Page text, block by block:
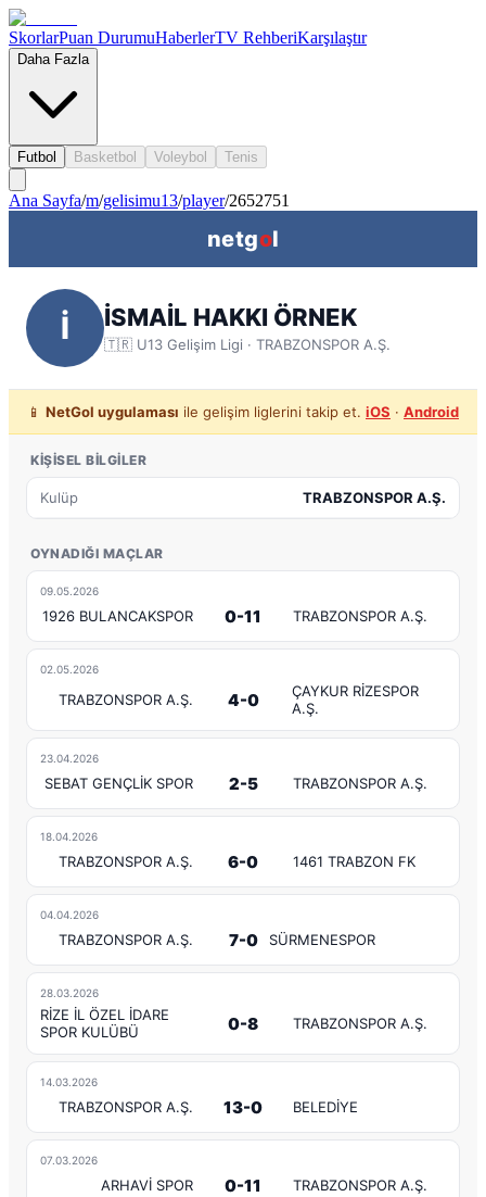
SkorlarPuan DurumuHaberlerTV RehberiKarşılaştır
Daha Fazla
Futbol Basketbol Voleybol Tenis
Ana Sayfa/m/gelisimu13/player/2652751
netgol
İ İSMAİL HAKKI ÖRNEK
🇹🇷 U13 Gelişim Ligi · TRABZONSPOR A.Ş.
📱 NetGol uygulaması ile gelişim liglerini takip et. iOS · Android
KIŞISEL BILGILER
Kulüp TRABZONSPOR A.Ş.
OYNADIĞI MAÇLAR
09.05.2026
1926 BULANCAKSPOR 0-11 TRABZONSPOR A.Ş.
02.05.2026
TRABZONSPOR A.Ş. 4-0
ÇAYKUR RİZESPOR
A.Ş.
23.04.2026
SEBAT GENÇLİK SPOR 2-5 TRABZONSPOR A.Ş.
18.04.2026
TRABZONSPOR A.Ş. 6-0 1461 TRABZON FK
04.04.2026
TRABZONSPOR A.Ş. 7-0 SÜRMENESPOR
28.03.2026
RİZE İL ÖZEL İDARE
SPOR KULÜBÜ
0-8 TRABZONSPOR A.Ş.
14.03.2026
TRABZONSPOR A.Ş. 13-0 BELEDİYE
07.03.2026
ARHAVİ SPOR 0-11 TRABZONSPOR A.Ş.